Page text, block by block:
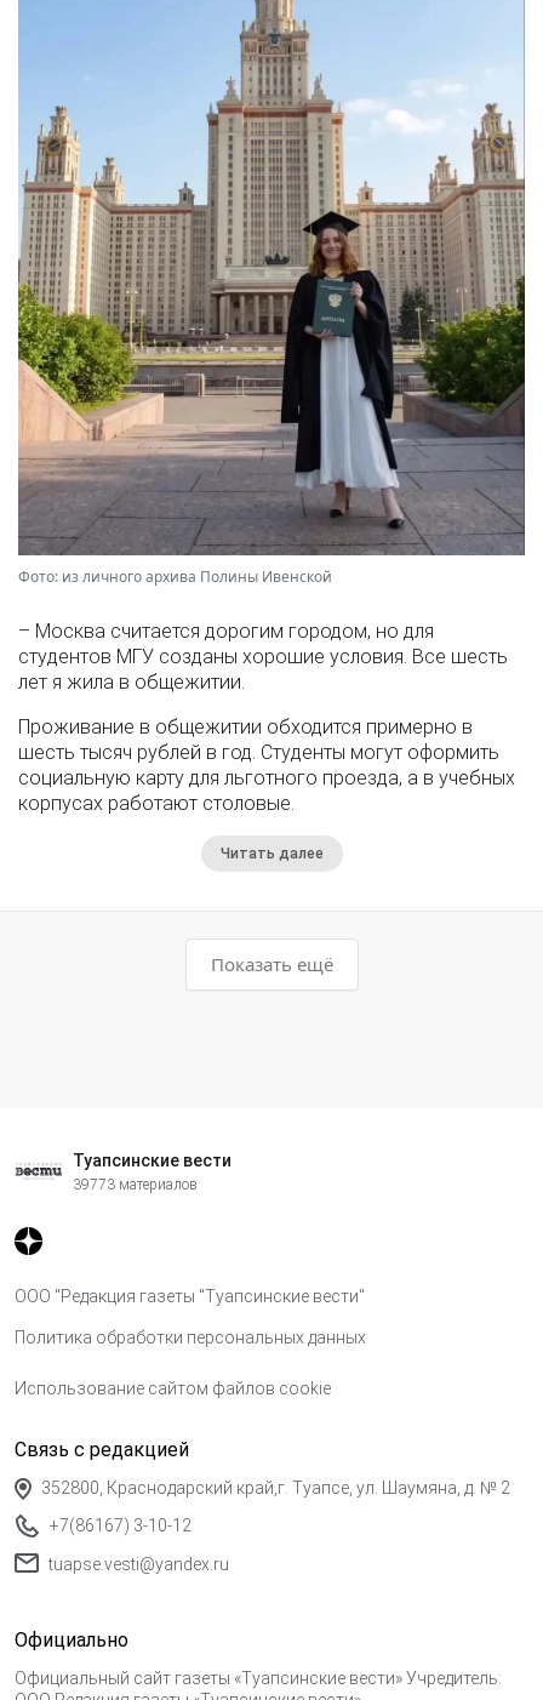
Фото: из личного архива Полины Ивенской
– Москва считается дорогим городом, но для
студентов МГУ созданы хорошие условия. Все шесть
лет я жила в общежитии.
Проживание в общежитии обходится примерно в
шесть тысяч рублей в год. Студенты могут оформить
социальную карту для льготного проезда, а в учебных
корпусах работают столовые.
Читать далее
Показать ещё
Туапсинские вести
39773 материалов
ООО "Редакция газеты "Туапсинские вести"
Политика обработки персональных данных
Использование сайтом файлов cookie
Связь с редакцией
352800, Краснодарский край,г. Туапсе, ул. Шаумяна, д. № 2
+7(86167) 3-10-12
tuapse.vesti@yandex.ru
Официально
Официальный сайт газеты «Туапсинские вести» Учредитель: